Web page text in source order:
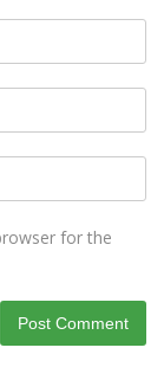
for the